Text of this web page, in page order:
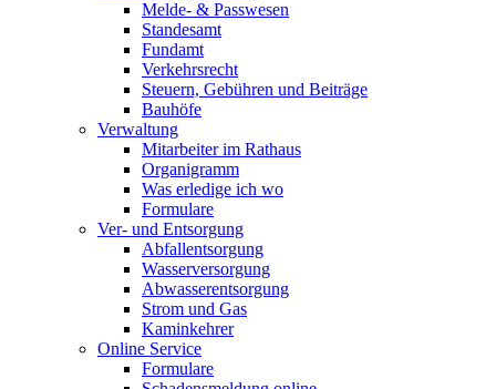
Melde- & Passwesen
Standesamt
Fundamt
Verkehrsrecht
Steuern, Gebühren und Beiträge
Bauhöfe
Verwaltung
Mitarbeiter im Rathaus
Organigramm
Was erledige ich wo
Formulare
Ver- und Entsorgung
Abfallentsorgung
Wasserversorgung
Abwasserentsorgung
Strom und Gas
Kaminkehrer
Online Service
Formulare